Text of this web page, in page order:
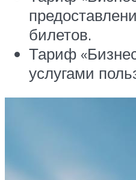
билетов.
Тариф
услугами